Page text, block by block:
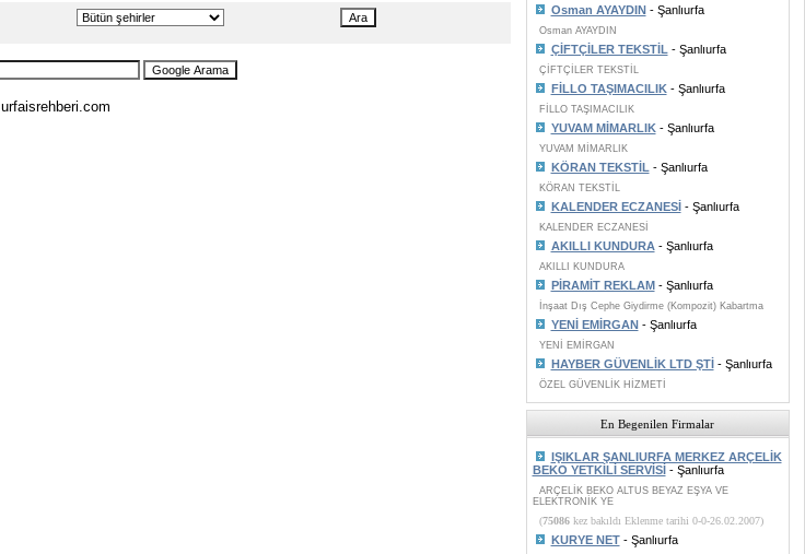
urfaisrehberi.com
Osman AYAYDIN- Şanlıurfa
Osman AYAYDIN
ÇİFTÇİLER TEKSTİL - Şanlıurfa
ÇİFTÇİLER TEKSTİL
FİLLO TAŞIMACILIK- Şanlıurfa
FİLLO TAŞIMACILIK
YUVAM MİMARLIK- Şanlıurfa
YUVAM MİMARLIK
KÖRAN TEKSTİL - Şanlıurfa
KÖRAN TEKSTİL
KALENDER ECZANESİ- Şanlıurfa
KALENDER ECZANESİ
AKILLI KUNDURA - Şanlıurfa
AKILLI KUNDURA
PİRAMİT REKLAM- Şanlıurfa
İnşaat Dış Cephe Giydirme (Kompozit) Kabartma
YENİ EMİRGAN- Şanlıurfa
YENİ EMİRGAN
HAYBER GÜVENLİK LTD ŞTİ- Şanlıurfa
ÖZEL GÜVENLİK HİZMETİ
En Begenilen Firmalar
IŞIKLAR ŞANLIURFA MERKEZ ARÇELİK
BEKO YETKİLİ SERVİSİ- Şanlıurfa
ARÇELİK BEKO ALTUS BEYAZ EŞYA VE
ELEKTRONİK YE
(75086kez bakıldı Eklenme tarihi 0-0-26.02.2007)
KURYE NET- Şanlıurfa